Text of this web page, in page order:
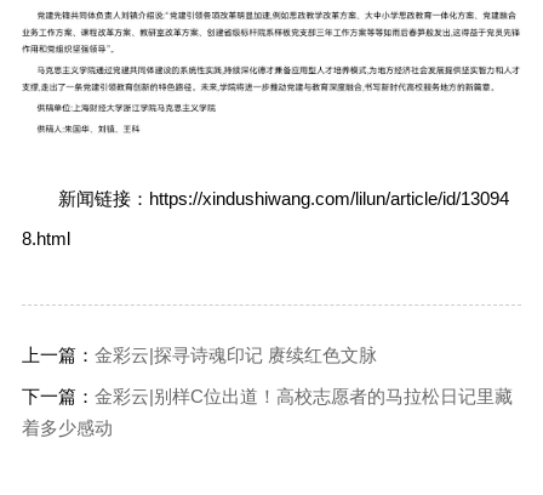
新闻链接：https://xindushiwang.com/lilun/article/id/13094
8.html
上一篇： 金彩云|探寻诗魂印记 赓续红色文脉
下一篇： 金彩云|别样C位出道！高校志愿者的马拉松日记里藏
着多少感动